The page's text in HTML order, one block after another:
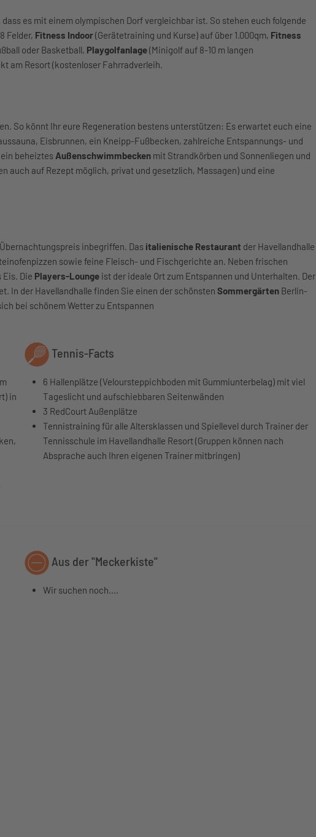
es mit einem olympischen Dorf vergleichbar ist. So stehen euch folgende
Felder, Fitness Indoor(Gerätetraining und Kurse) auf über 1.000qm, Fitness
oder Basketball, Playgolfanlage(Minigolf auf 8-10 m langen
am Resort (kostenloser Fahrradverleih.
So könnt Ihr eure Regeneration bestens unterstützen: Es erwartet euch eine
Eisbrunnen, ein Kneipp-Fußbecken, zahlreiche Entspannungs- und
ein beheiztes Außenschwimmbecken mit Strandkörben und Sonnenliegen und
auch auf Rezept möglich, privat und gesetzlich, Massagen) und eine
inbegriffen. Das italienische Restaurant der Havellandhalle
sowie feine Fleisch- und Fischgerichte an. Neben frischen
Die Players-Lounge ist der ideale Ort zum Entspannen und Unterhalten. Der
In der Havellandhalle finden Sie einen der schönsten Sommergärten Berlin-
bei schönem Wetter zu Entspannen
in
Tennis-Facts
6 Hallenplätze (Veloursteppichboden mit Gummiunterbelag) mit viel
Tageslicht und aufschiebbaren Seitenwänden
3 RedCourt Außenplätze
Tennistraining für alle Altersklassen und Spiellevel durch Trainer der
Tennisschule im Havellandhalle Resort (Gruppen können nach
Absprache auch Ihren eigenen Trainer mitbringen)
Aus der "Meckerkiste"
Wir suchen noch....